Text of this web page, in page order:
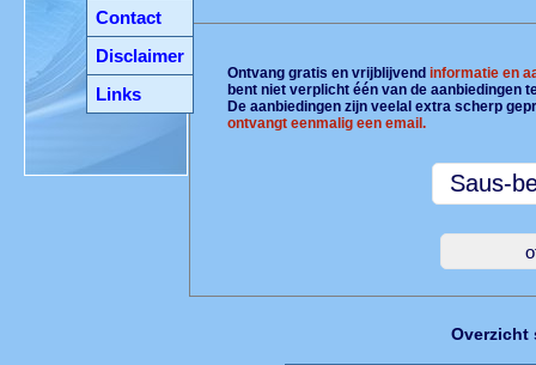
Contact
Disclaimer
Links
Ontvang gratis en vrijblijvendinformatie en
bent niet verplicht één van de aanbiedingen
De aanbiedingen zijn veelal extra scherp
ontvangt eenmalig een email.
Overzicht